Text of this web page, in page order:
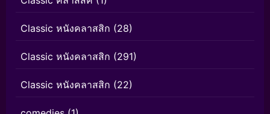
Classic หนังคลาสสิก (28)
Classic หนังคลาสสิก (291)
Classic หนังคลาสสิก (22)